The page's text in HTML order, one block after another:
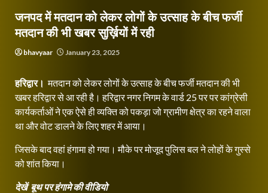
जनपद में मतदान को लेकर लोगों के उत्साह के बीच फर्जी
मतदान की भी खबर सुर्ख़ियों में रही
bhavyaar January 23, 2025
हरिद्वार। मतदान को लेकर लोगों के उत्साह के बीच फर्जी मतदान की भी
खबर हरिद्वार से आ रही है। हरिद्वार नगर निगम के वार्ड 25 पर पर कांग्रेसी
कार्यकर्ताओं ने एक ऐसे ही व्यक्ति को पकड़ा जो ग्रामीण क्षेत्र का रहने वाला
था और वोट डालने के लिए शहर में आया।
जिसके बाद वहां हंगामा हो गया। मौके पर मोजूद पुलिस बल ने लोहों के गुस्से
को शांत किया।
देखें बूथ पर हंगामे की वीडियो